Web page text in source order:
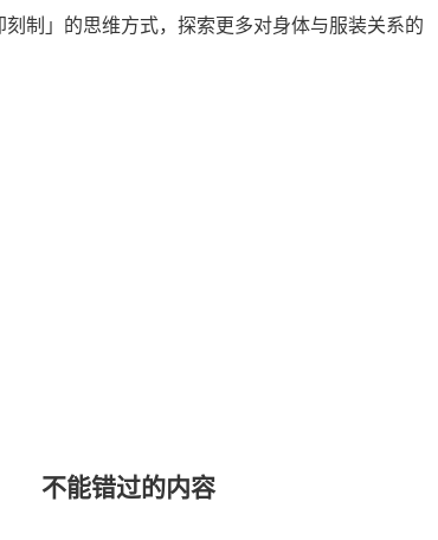
制」的思维方式，探索更多对身体与服装关系的
不能错过的内容